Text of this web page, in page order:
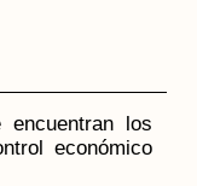
los
económico